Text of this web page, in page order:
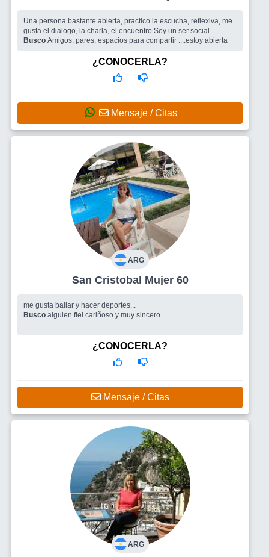
Una persona bastante abierta, practico la escucha, reflexiva, me
gusta el dialogo, la charla, el encuentro.Soy un ser social ...
Busco Amigos, pares, espacios para compartir ....estoy abierta
¿CONOCERLA?
Mensaje / Citas
ARG
San Cristobal Mujer 60
me gusta bailar y hacer deportes...
Busco alguien fiel cariñoso y muy sincero
¿CONOCERLA?
Mensaje / Citas
ARG